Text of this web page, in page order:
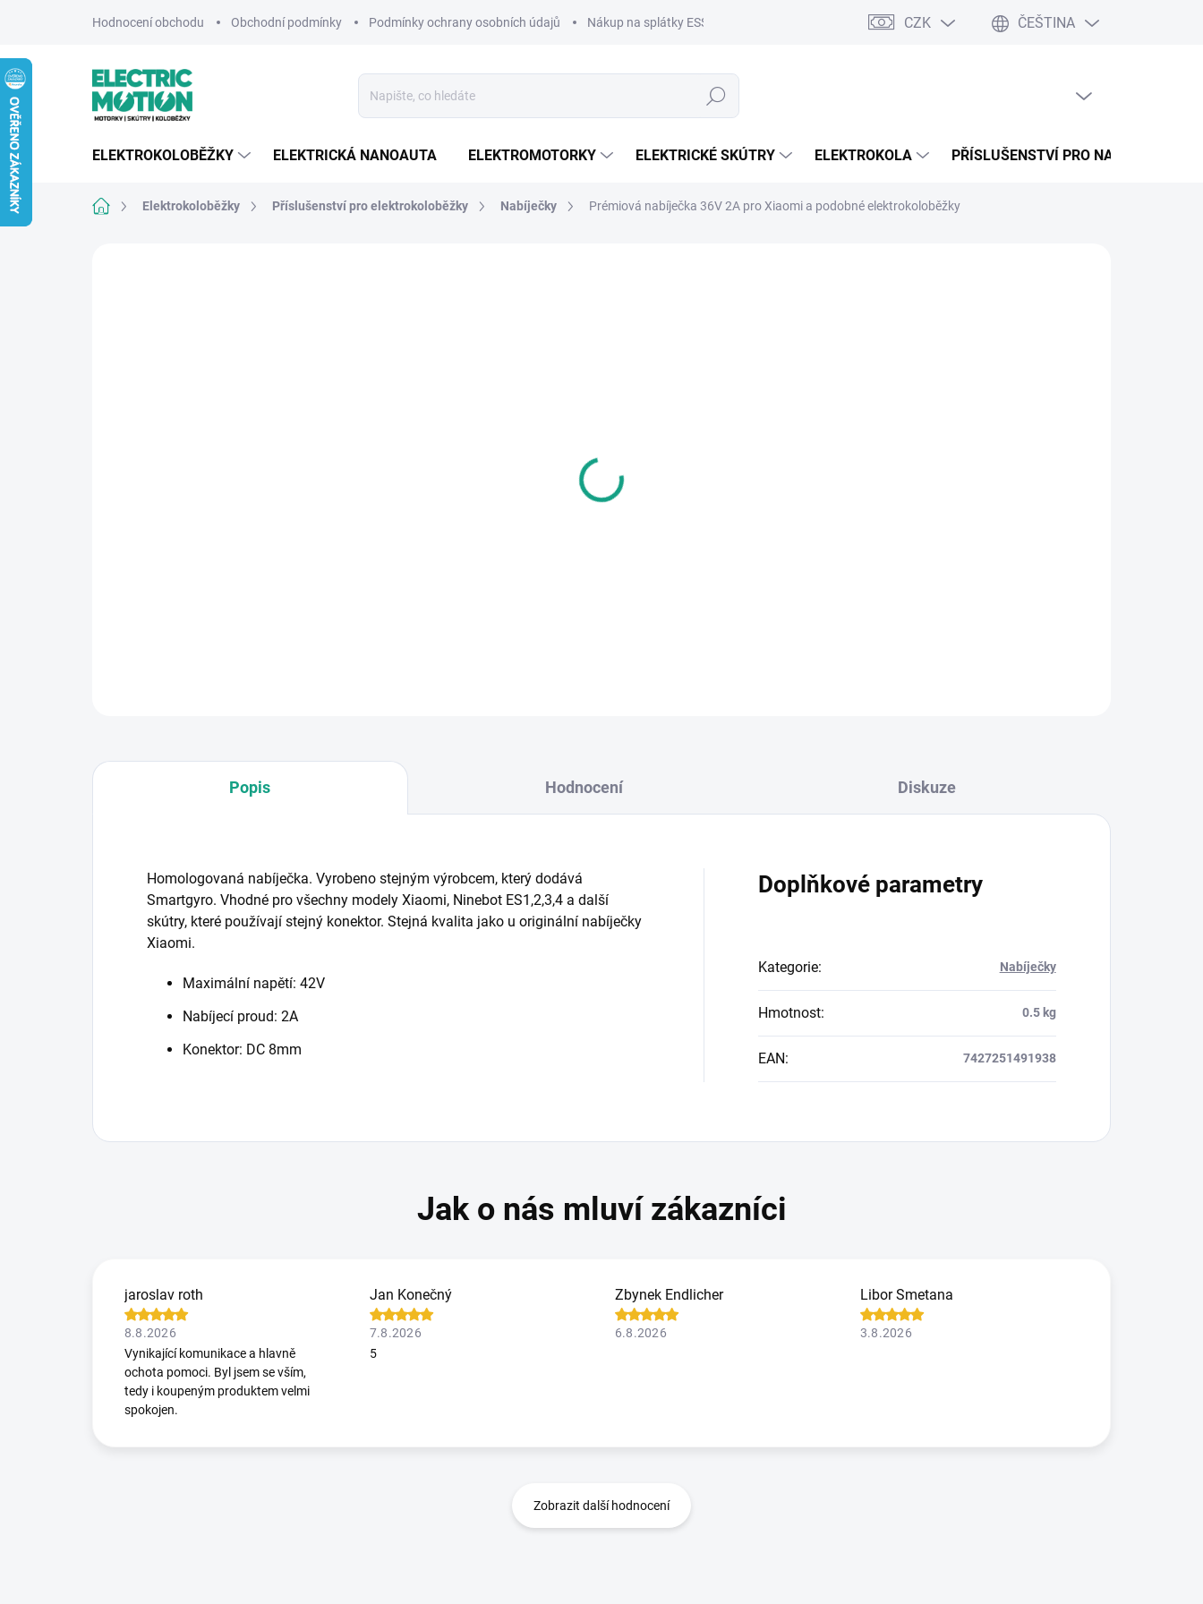
Hodnocení obchodu Obchodní podmínky Podmínky ochrany osobních údajů Nákup na splátky ESSOX Nákup na splátky Cofidis Naše mise Velkoobchod
CZK ČEŠTINA
Hledat
ELEKTROKOLOBĚŽKY ELEKTRICKÁ NANOAUTA ELEKTROMOTORKY ELEKTRICKÉ SKÚTRY ELEKTROKOLA PŘÍSLUŠENSTVÍ PRO NABÍJENÍ
Domů Elektrokoloběžky Příslušenství pro elektrokoloběžky Nabíječky Prémiová nabíječka 36V 2A pro Xiaomi a podobné elektrokoloběžky
Homologovaná nabíječka. Vyrobeno stejným výrobcem, který dodává
Popis Hodnocení Diskuze
Homologovaná nabíječka. Vyrobeno stejným výrobcem, který dodává
Smartgyro. Vhodné pro všechny modely Xiaomi, Ninebot ES1,2,3,4 a další
skútry, které používají stejný konektor. Stejná kvalita jako u originální nabíječky
Xiaomi.
Maximální napětí: 42V
Nabíjecí proud: 2A
Konektor: DC 8mm
Doplňkové parametry
Kategorie: Nabíječky
Hmotnost: 0.5 kg
EAN: 7427251491938
jaroslav roth
8.8.2026
Vynikající komunikace a hlavně
ochota pomoci. Byl jsem se vším,
tedy i koupeným produktem velmi
spokojen.
Jan Konečný
7.8.2026
5
Zbynek Endlicher
6.8.2026
Libor Smetana
3.8.2026
Zobrazit další hodnocení